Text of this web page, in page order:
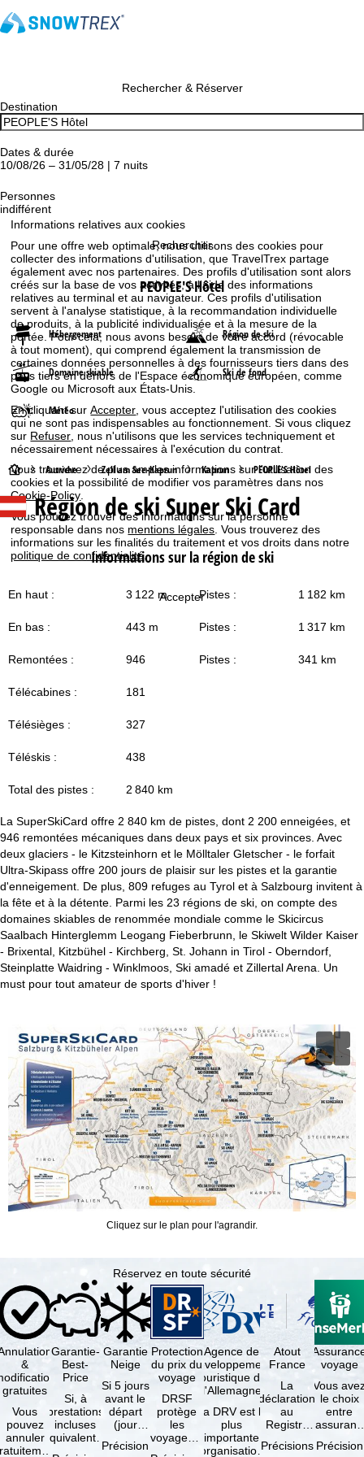
Informations relatives aux cookies
Pour une offre web optimale, nous utilisons des cookies pour
collecter des informations d'utilisation, que TravelTrex partage
également avec nos partenaires. Des profils d'utilisation sont alors
créés sur la base de vos activités, à l'aide des informations
relatives au terminal et au navigateur. Ces profils d'utilisation
servent à l'analyse statistique, à la recommandation individuelle
de produits, à la publicité individualisée et à la mesure de la
portée. Pour cela, nous avons besoin de votre accord (révocable
à tout moment), qui comprend également la transmission de
certaines données personnelles à des fournisseurs tiers dans des
pays tiers en dehors de l'Espace économique européen, comme
Google ou Microsoft aux États-Unis.
En cliquant surAccepter , vous acceptez l'utilisation des cookies
qui ne sont pas indispensables au fonctionnement. Si vous cliquez
sur Refuser , nous n'utilisons que les services techniquement et
nécessairement nécessaires à l'exécution du contrat.
Vous trouverez de plus amples informations sur l'utilisation des
cookies et la possibilité de modifier vos paramètres dans nos
Cookie-Policy
Vous pouvez trouver des informations sur la personne
responsable dans nos mentions légales . Vous trouverez des
informations sur les finalités du traitement et vos droits dans notre
politique de confidentialité.
Accepter
Rechercher & Réserver
Destination
Dates & durée
10/08/26 – 31/05/28 | 7 nuits
Personnes
indifférent
Rechercher
PEOPLE'S Hôtel
Hébergement Région de ski
Domaine skiable Ski de fond
Météo
P
a
g
d
'
i
l
Autriche Zell am See-Kaprun Kaprun PEOPLE'S Hôtel
Région de ski Super Ski Card
Informations sur la région de ski
En haut : 3 122 m Pistes : 1 182 km
En bas : 443 m Pistes : 1 317 km
Remontées : 946 Pistes : 341 km
Télécabines : 181
Télésièges : 327
Téléskis : 438
Total des pistes : 2 840 km
La SuperSkiCard offre 2 840 km de pistes, dont 2 200 enneigées, et
946 remontées mécaniques dans deux pays et six provinces. Avec
deux glaciers - le Kitzsteinhorn et le Mölltaler Gletscher - le forfait
Ultra-Skipass offre 200 jours de plaisir sur les pistes et la garantie
d'enneigement. De plus, 809 refuges au Tyrol et à Salzbourg invitent à
la fête et à la détente. Parmi les 23 régions de ski, on compte des
domaines skiables de renommée mondiale comme le Skicircus
Saalbach Hinterglemm Leogang Fieberbrunn, le Skiwelt Wilder Kaiser
- Brixental, Kitzbühel - Kirchberg, St. Johann in Tirol - Oberndorf,
Steinplatte Waidring - Winklmoos, Ski amadé et Zillertal Arena. Un
must pour tout amateur de sports d'hiver !
Cliquez sur le plan pour l'agrandir.
Réservez en toute sécurité
&
gratuites
Vous
pouvez
annuler
Garantie-
Best-
Price
Si, à
prestations
incluses
équivalentes
Garantie
Neige
Si 5 jours
avant le
départ
(jour
d'arrivée),
tous les
Précision
Protection
du prix du
voyage
DRSF
protège
les
voyageurs
Agence de
développement
touristique de
l'Allemagne
La DRV est la
plus
importante
organisation
Atout
France
La
déclaration
au
Registre
Opérateurs
Précisions
voyage
Vous
le choix
entre
et
Précision